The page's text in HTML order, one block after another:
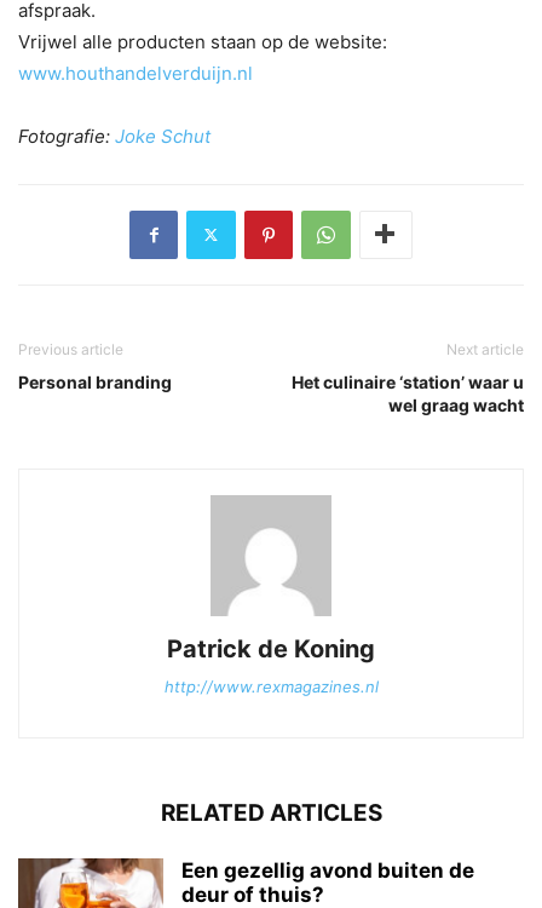
afspraak.
Vrijwel alle producten staan op de website:
www.houthandelverduijn.nl
Fotografie: Joke Schut
Previous article
Personal branding
Next article
Het culinaire ‘station’ waar u
wel graag wacht
Patrick de Koning
http://www.rexmagazines.nl
RELATED ARTICLES
Een gezellig avond buiten de
deur of thuis?